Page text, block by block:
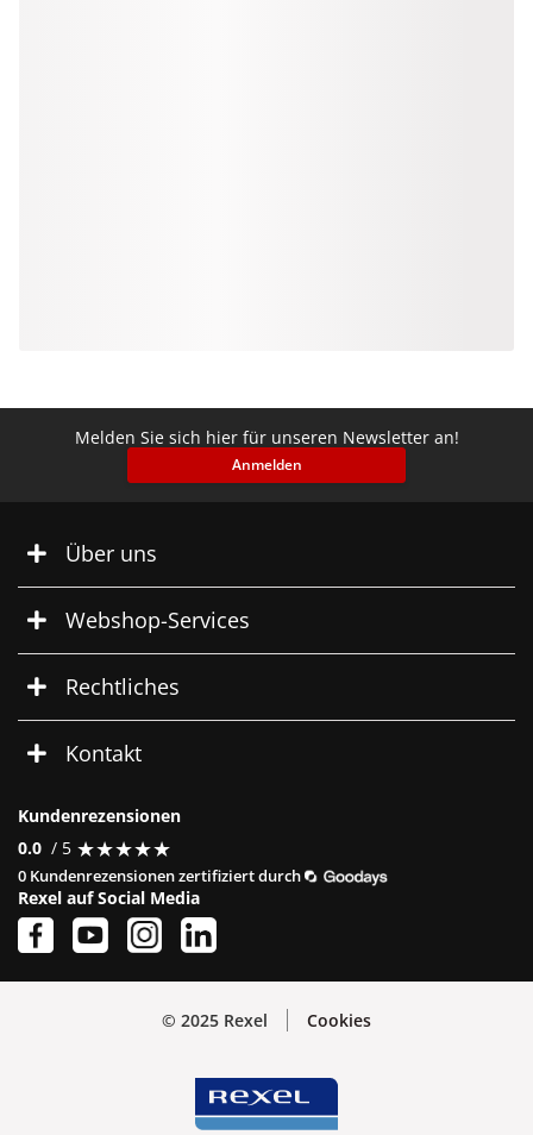
Melden Sie sich hier für unseren Newsletter an!
Anmelden
Über uns
Webshop-Services
Rechtliches
Kontakt
Kundenrezensionen
0.0 / 5 ★★★★★
★★★★★
0 Kundenrezensionen zertifiziert durch
Rexel auf Social Media
© 2025 Rexel Cookies